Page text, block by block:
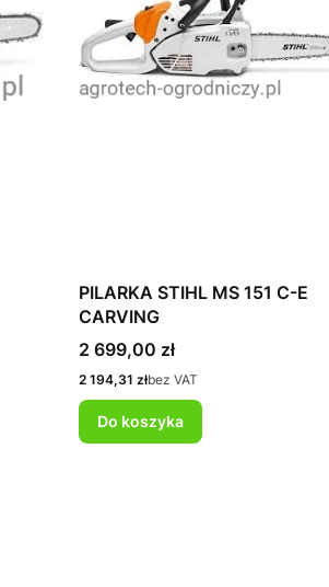
PILARKA STIHL MS 151 C-E
CARVING
Cena
2 699,00 zł
Cena
2 194,31 złbez VAT
Do koszyka